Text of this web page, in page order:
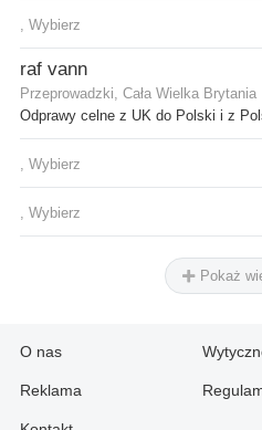
, Wybierz
raf vann
Przeprowadzki, Cała Wielka Brytania
Odprawy celne z UK do Polski i z
, Wybierz
, Wybierz
Pokaż
O nas
Reklama